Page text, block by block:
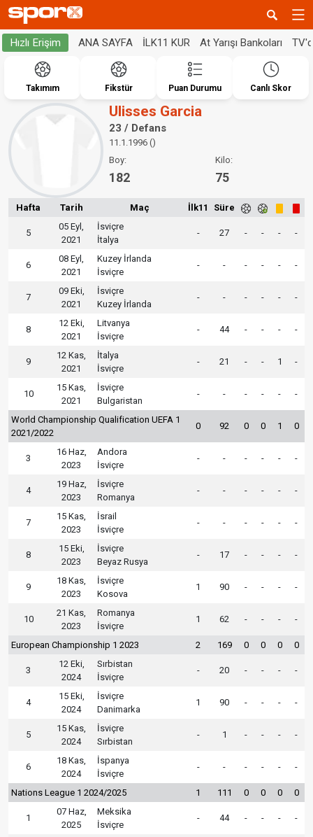
Hızlı Erişim ANA SAYFA İLK11 KUR At Yarışı Bankoları
Takımım Fikstür Puan Durumu Canlı Skor
Ulisses Garcia
23 / Defans
11.1.1996 ()
Boy:
182
Kilo:
75
Hafta Tarih Maç İlk11 Süre
5
05 Eyl,
2021
İsviçre
İtalya
- 27 - - - -
6
08 Eyl,
2021
Kuzey İrlanda
İsviçre
- - - - - -
7
09 Eki,
2021
İsviçre
Kuzey İrlanda
- - - - - -
8
12 Eki,
2021
Litvanya
İsviçre
- 44 - - - -
9
12 Kas,
2021
İtalya
İsviçre
- 21 - - 1 -
10
15 Kas,
2021
İsviçre
Bulgaristan
- - - - - -
World Championship Qualification UEFA 1
2021/2022
0 92 0 0 1 0
3
16 Haz,
2023
Andora
İsviçre
- - - - - -
4
19 Haz,
2023
İsviçre
Romanya
- - - - - -
7
15 Kas,
2023
İsrail
İsviçre
- - - - - -
8
15 Eki,
2023
İsviçre
Beyaz Rusya
- 17 - - - -
9
18 Kas,
2023
İsviçre
Kosova
1 90 - - - -
10
21 Kas,
2023
Romanya
İsviçre
1 62 - - - -
European Championship 1 2023 2 169 0 0 0 0
3
12 Eki,
2024
Sırbistan
İsviçre
- 20 - - - -
4
15 Eki,
2024
İsviçre
Danimarka
1 90 - - - -
5
15 Kas,
2024
İsviçre
Sırbistan
- 1 - - - -
6
18 Kas,
2024
İspanya
İsviçre
- - - - - -
Nations League 1 2024/2025 1 111 0 0 0 0
1
07 Haz,
2025
Meksika
İsviçre
- 44 - - - -